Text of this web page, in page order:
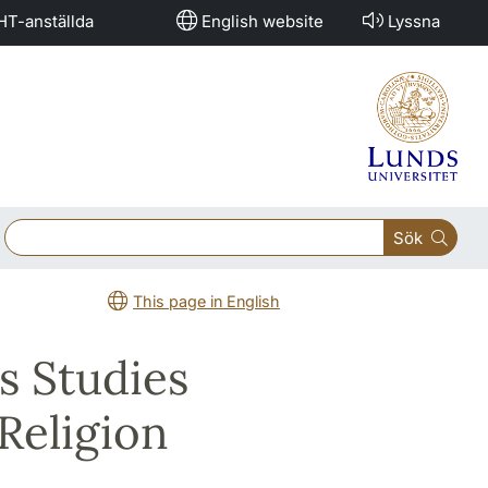
anställda English website Lyssna
Sök
This page in English
Studies